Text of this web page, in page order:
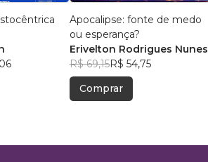
Apocalipse: fonte de medo
ou esperança?
Erivelton Rodrigues Nunes
R$ 69,15R$ 54,75
Comprar